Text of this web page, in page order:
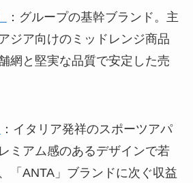
：グループの基幹ブランド。主
ジア向けのミッドレンジ商品
網と堅実な品質で安定した売
：イタリア発祥のスポーツアパ
ミアム感のあるデザインで若
「ANTA」ブランドに次ぐ収益